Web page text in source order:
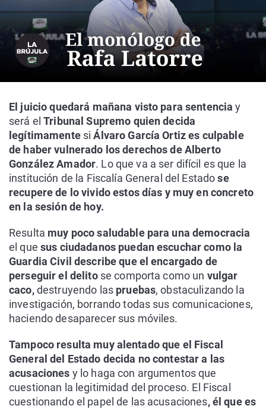
El juicio quedará mañana visto para sentencia y
será elTribunal Supremo quien decida
legítimamentesiÁlvaro García Ortiz es culpable
de haber vulnerado los derechos de Alberto
González Amador. Lo que va a ser difícil es que la
institución de la Fiscalía General del Estadose
recupere de lo vivido estos días y muy en concreto
en la sesión de hoy.
Resulta muy poco saludable para una democracia
el que sus ciudadanos puedan escuchar como la
Guardia Civil describe que el encargado de
perseguir el delito se comporta como un vulgar
caco,destruyendo las pruebas, obstaculizando la
investigación, borrando todas sus comunicaciones,
haciendo desaparecer sus móviles.
Tampoco resulta muy alentado que el Fiscal
General del Estado decida no contestar a las
acusaciones y lo haga con argumentos que
cuestionan la legitimidad del proceso. El Fiscal
cuestionando el papel de las acusaciones, él que es